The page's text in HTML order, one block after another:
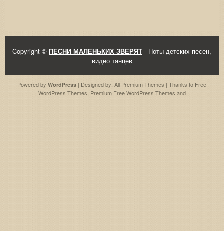
Copyright © ПЕСНИ МАЛЕНЬКИХ ЗВЕРЯТ - Ноты детских песен,
видео танцев
Powered by WordPress | Designed by: All Premium Themes | Thanks to Free
WordPress Themes Premium Free WordPress Themes and